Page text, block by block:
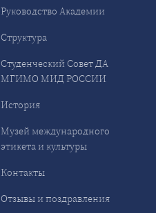
Руководство Академии
Структура
Студенческий Совет ДА
МГИМО МИД РОССИИ
История
Музей международного
этикета и культуры
Контакты
Отзывы и поздравления